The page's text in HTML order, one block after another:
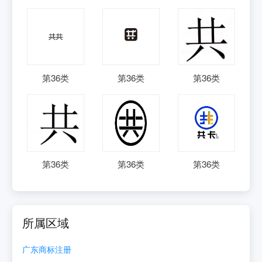
第36类 第36类 第36类
第36类 第36类 第36类
所属区域
广东商标注册